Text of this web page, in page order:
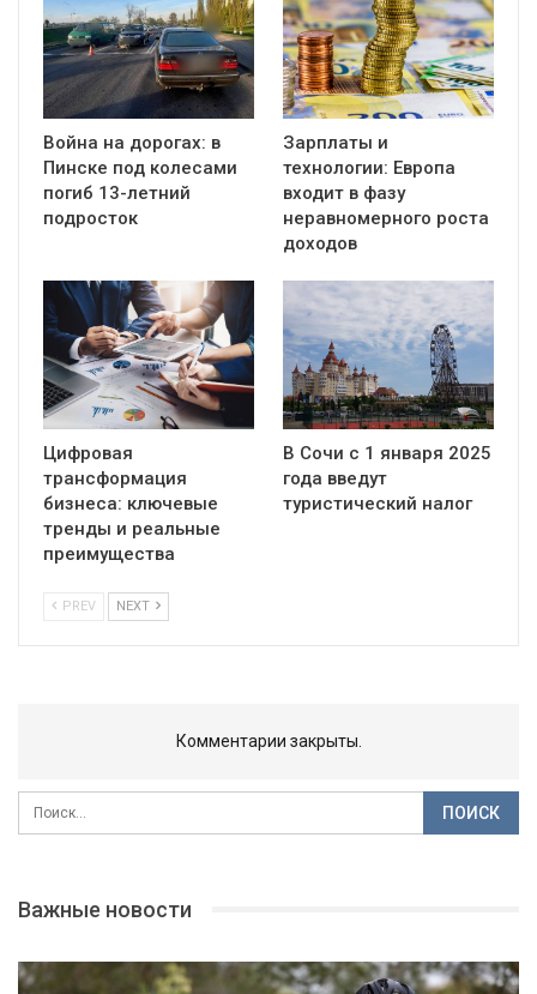
Война на дорогах: в
Пинске под колесами
погиб 13-летний
подросток
Зарплаты и
технологии: Европа
входит в фазу
неравномерного роста
доходов
Цифровая
трансформация
бизнеса: ключевые
тренды и реальные
преимущества
В Сочи с 1 января 2025
года введут
туристический налог
PREV NEXT
Комментарии закрыты.
Важные новости